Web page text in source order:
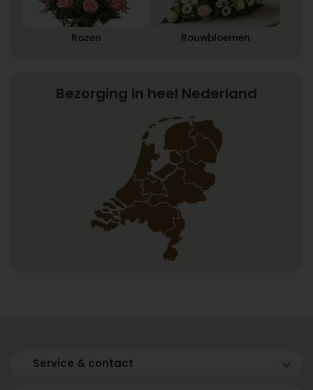
Rozen Rouwbloemen
Bezorging in heel Nederland
Service & contact